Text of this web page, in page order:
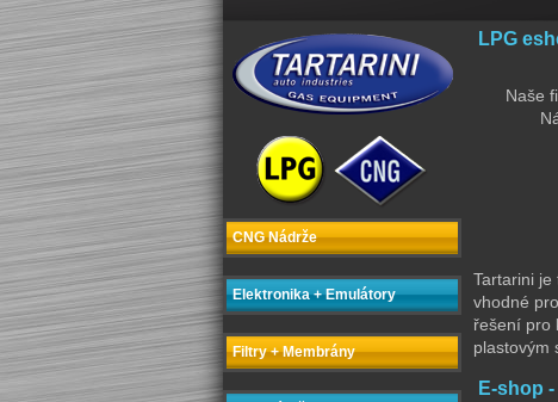
CNG Nádrže
Elektronika + Emulátory
Filtry + Membrány
LPG
Naše
Tartarini
vhodné
řešení pro
plastovým
E-shop